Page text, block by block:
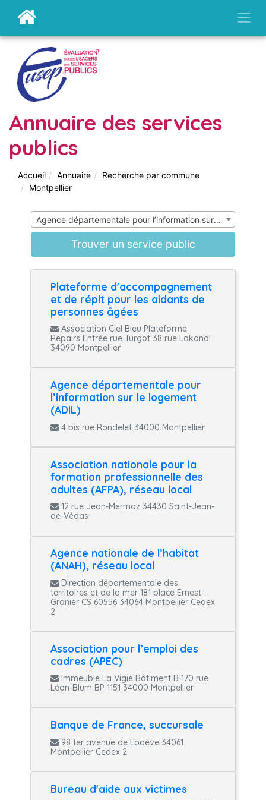
Annuaire des services
publics
Accueil Annuaire
Recherche par commune
Montpellier
Agence départementale pour l’information sur le logement (ADIL)
Trouver un service public
Plateforme d'accompagnement
et de répit pour les aidants de
personnes âgées
Association Ciel Bleu Plateforme
Repairs Entrée rue Turgot 38 rue Lakanal
34090 Montpellier
Agence départementale pour
l’information sur le logement
(ADIL)
4 bis rue Rondelet 34000 Montpellier
Association nationale pour la
formation professionnelle des
adultes (AFPA), réseau local
12 rue Jean-Mermoz 34430 Saint-Jean-
de-Védas
Agence nationale de l’habitat
(ANAH), réseau local
Direction départementale des
territoires et de la mer 181 place Ernest-
Granier CS 60556 34064 Montpellier Cedex
2
Association pour l’emploi des
cadres (APEC)
Immeuble La Vigie Bâtiment B 170 rue
Léon-Blum BP 1151 34000 Montpellier
Banque de France, succursale
98 ter avenue de Lodève 34061
Montpellier Cedex 2
Bureau d'aide aux victimes